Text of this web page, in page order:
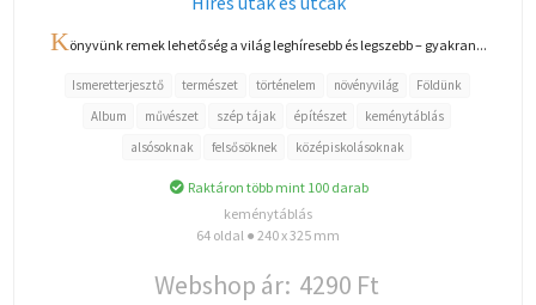
Könyvünk remek lehetőség a világ leghíresebb és legszebb – gyakran...
Ismeretterjesztő természet történelem növényvilág
Földünk
Album
művészet szép tájak építészet
keménytáblás
alsósoknak
felsősöknek középiskolásoknak
Raktáron több mint 100 darab
keménytáblás
64 oldal ● 240 x 325 mm
Webshop ár: 4290 Ft